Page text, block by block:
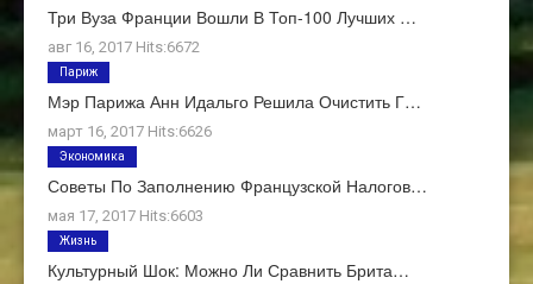
Три Вуза Франции Вошли В Топ-100 Лучших …
авг 16, 2017 Hits:6672
Мэр Парижа Анн Идальго Решила Очистить Г…
март 16, 2017 Hits:6626
Париж
Советы По Заполнению Французской Налогов…
мая 17, 2017 Hits:6603
Экономика
Культурный Шок: Можно Ли Сравнить Брита…
Жизнь